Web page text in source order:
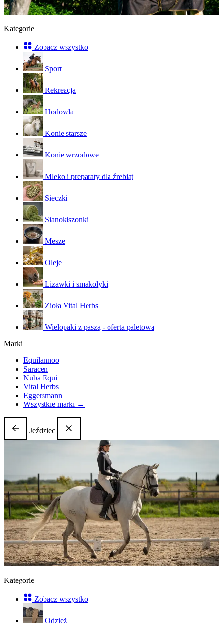
Kategorie
Zobacz wszystko
Sport
Rekreacja
Hodowla
Konie starsze
Konie wrzodowe
Mleko i preparaty dla źrebiąt
Sieczki
Sianokiszonki
Mesze
Oleje
Lizawki i smakołyki
Zioła Vital Herbs
Wielopaki z paszą - oferta paletowa
Marki
Equilannoo
Saracen
Nuba Equi
Vital Herbs
Eggersmann
Wszystkie marki →
Jeździec
Kategorie
Zobacz wszystko
Odzież